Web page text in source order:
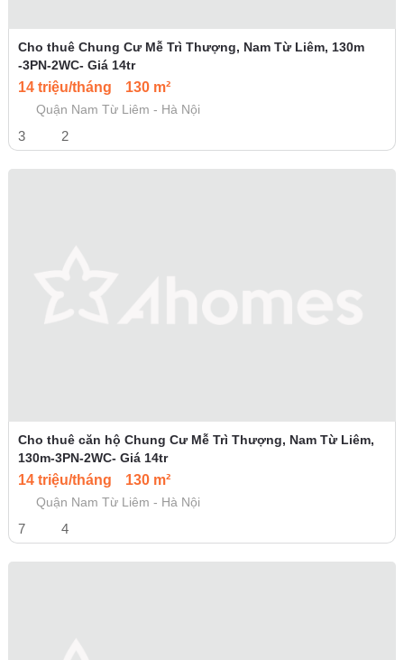
Cho thuê Chung Cư Mễ Trì Thượng, Nam Từ Liêm, 130m
-3PN-2WC- Giá 14tr
14 triệu/tháng 130 m²
Quận Nam Từ Liêm - Hà Nội
3 2
Cho thuê căn hộ Chung Cư Mễ Trì Thượng, Nam Từ Liêm,
130m-3PN-2WC- Giá 14tr
14 triệu/tháng 130 m²
Quận Nam Từ Liêm - Hà Nội
7 4